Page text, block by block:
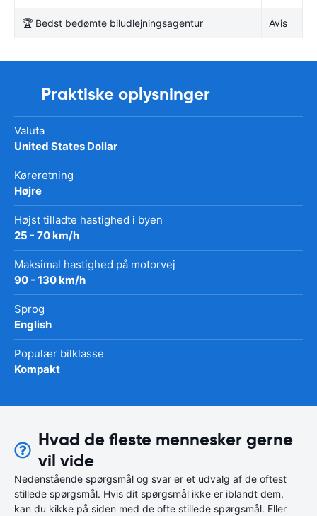
🏆 Bedst bedømte biludlejningsagentur Avis
Praktiske oplysninger
Valuta
United States Dollar
Køreretning
Højre
Højst tilladte hastighed i byen
25 - 70 km/h
Maksimal hastighed på motorvej
90 - 130 km/h
Sprog
English
Populær bilklasse
Kompakt
Hvad de fleste mennesker gerne
vil vide
Nedenstående spørgsmål og svar er et udvalg af de oftest
stillede spørgsmål. Hvis dit spørgsmål ikke er iblandt dem,
kan du kikke på siden med de ofte stillede spørgsmål. Eller